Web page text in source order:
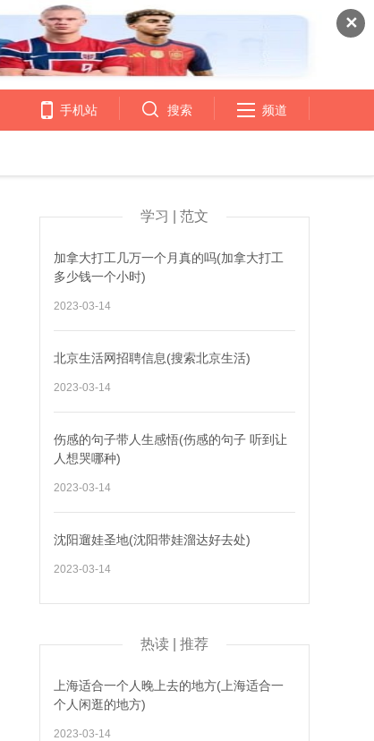
✕
手机站 搜索 频道
学习 | 范文
加拿大打工几万一个月真的吗(加拿大打工
多少钱一个小时)
2023-03-14
北京生活网招聘信息(搜索北京生活)
2023-03-14
伤感的句子带人生感悟(伤感的句子 听到让
人想哭哪种)
2023-03-14
沈阳遛娃圣地(沈阳带娃溜达好去处)
2023-03-14
热读 | 推荐
上海适合一个人晚上去的地方(上海适合一
个人闲逛的地方)
2023-03-14